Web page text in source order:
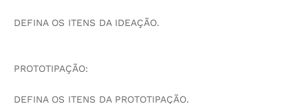
DEFINA OS ITENS DA IDEAÇÃO.
PROTOTIPAÇÃO:
DEFINA OS ITENS DA PROTOTIPAÇÃO.